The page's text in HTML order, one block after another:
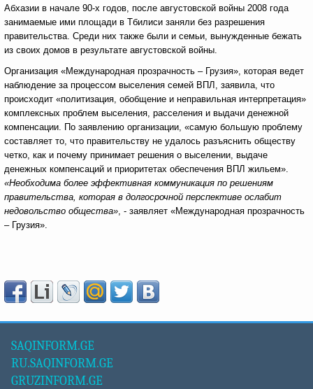
Абхазии в начале 90-х годов, после августовской войны 2008 года
занимаемые ими площади в Тбилиси заняли без разрешения
правительства. Среди них также были и семьи, вынужденные бежать
из своих домов в результате августовской войны.
Организация «Международная прозрачность – Грузия», которая ведет
наблюдение за процессом выселения семей ВПЛ, заявила, что
происходит «политизация, обобщение и неправильная интерпретация»
комплексных проблем выселения, расселения и выдачи денежной
компенсации. По заявлению организации, «самую большую проблему
составляет то, что правительству не удалось разъяснить обществу
четко, как и почему принимает решения о выселении, выдаче
денежных компенсаций и приоритетах обеспечения ВПЛ жильем».
«Необходима более эффективная коммуникация по решениям
правительства, которая в долгосрочной перспективе ослабит
недовольство общества», - заявляет «Международная прозрачность
– Грузия».
SAQINFORM.GE
RU.SAQINFORM.GE
GRUZINFORM.GE